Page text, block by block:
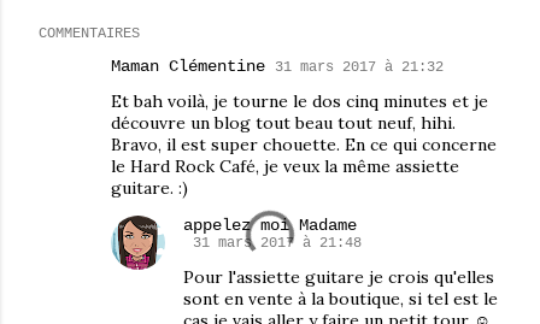
COMMENTAIRES
Maman Clémentine 31 mars 2017 à 21:32
Et bah voilà, je tourne le dos cinq minutes et je
découvre un blog tout beau tout neuf, hihi.
Bravo, il est super chouette. En ce qui concerne
le Hard Rock Café, je veux la même assiette
guitare. :)
appelez moi Madame
31 mars 2017 à 21:48
Pour l'assiette guitare je crois qu'elles
sont en vente à la boutique, si tel est le